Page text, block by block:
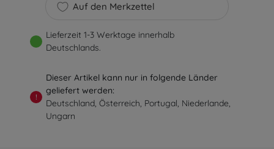
Auf den Merkzettel
Lieferzeit 1-3 Werktage innerhalb
Deutschlands.
!
Dieser Artikel kann nur in folgende Länder
geliefert werden:
Deutschland, Österreich, Portugal, Niederlande,
Ungarn